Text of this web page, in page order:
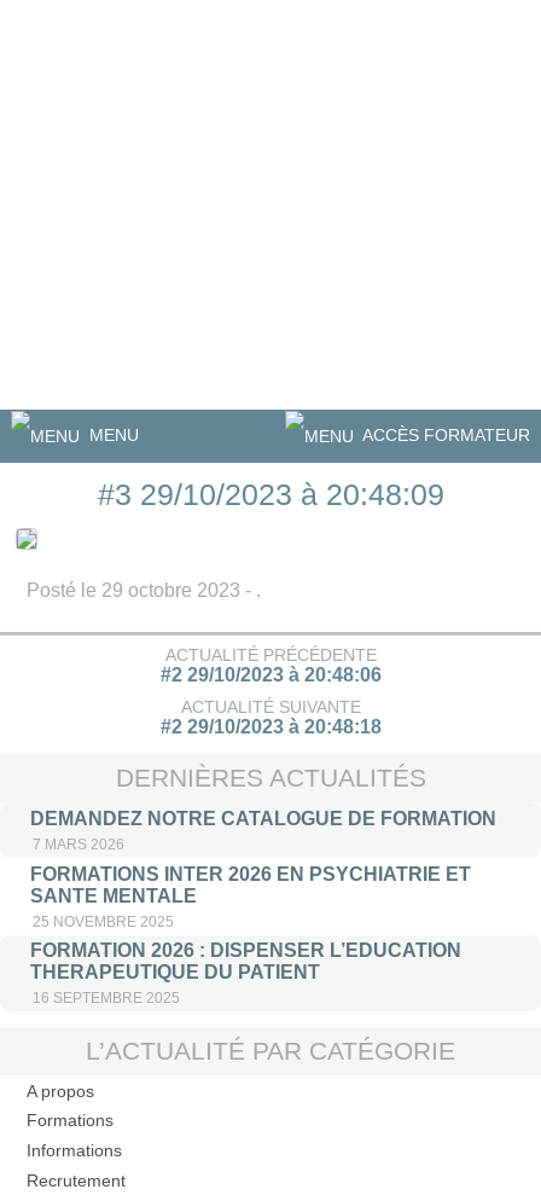
MENU ACCÈS FORMATEUR
#3 29/10/2023 à 20:48:09
Posté le 29 octobre 2023 - .
ACTUALITÉ PRÉCÉDENTE
#2 29/10/2023 à 20:48:06
ACTUALITÉ SUIVANTE
#2 29/10/2023 à 20:48:18
DERNIÈRES ACTUALITÉS
DEMANDEZ NOTRE CATALOGUE DE FORMATION
7 MARS 2026
FORMATIONS INTER 2026 EN PSYCHIATRIE ET
SANTE MENTALE
25 NOVEMBRE 2025
FORMATION 2026 : DISPENSER L’EDUCATION
THERAPEUTIQUE DU PATIENT
16 SEPTEMBRE 2025
L’ACTUALITÉ PAR CATÉGORIE
A propos
Formations
Informations
Recrutement